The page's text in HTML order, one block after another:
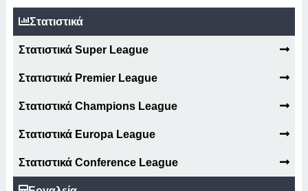
Στατιστικά
Στατιστικά Super League
Στατιστικά Premier League
Στατιστικά Champions League
Στατιστικά Europa League
Στατιστικά Conference League